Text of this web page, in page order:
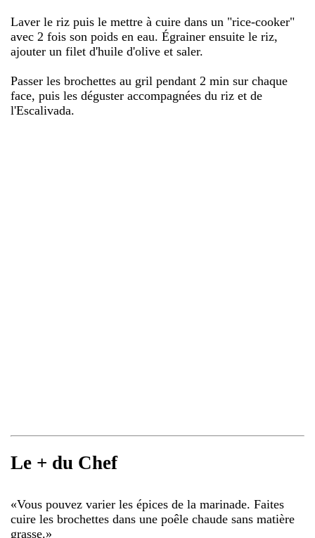
Laver le riz puis le mettre à cuire dans un "rice-cooker"
avec 2 fois son poids en eau. Égrainer ensuite le riz,
ajouter un filet d'huile d'olive et saler.
Passer les brochettes au gril pendant 2 min sur chaque
face, puis les déguster accompagnées du riz et de
l'Escalivada.
Le + du Chef
«Vous pouvez varier les épices de la marinade. Faites
cuire les brochettes dans une poêle chaude sans matière
grasse.»